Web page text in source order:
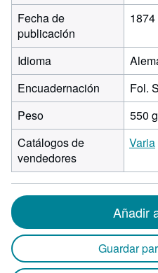
Fecha de
publicación
1874
Idioma
Encuadernación
Fol.
Peso
550
Catálogos de
vendedores
Varia
Añadir
Guardar